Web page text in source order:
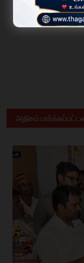
அதிகம்